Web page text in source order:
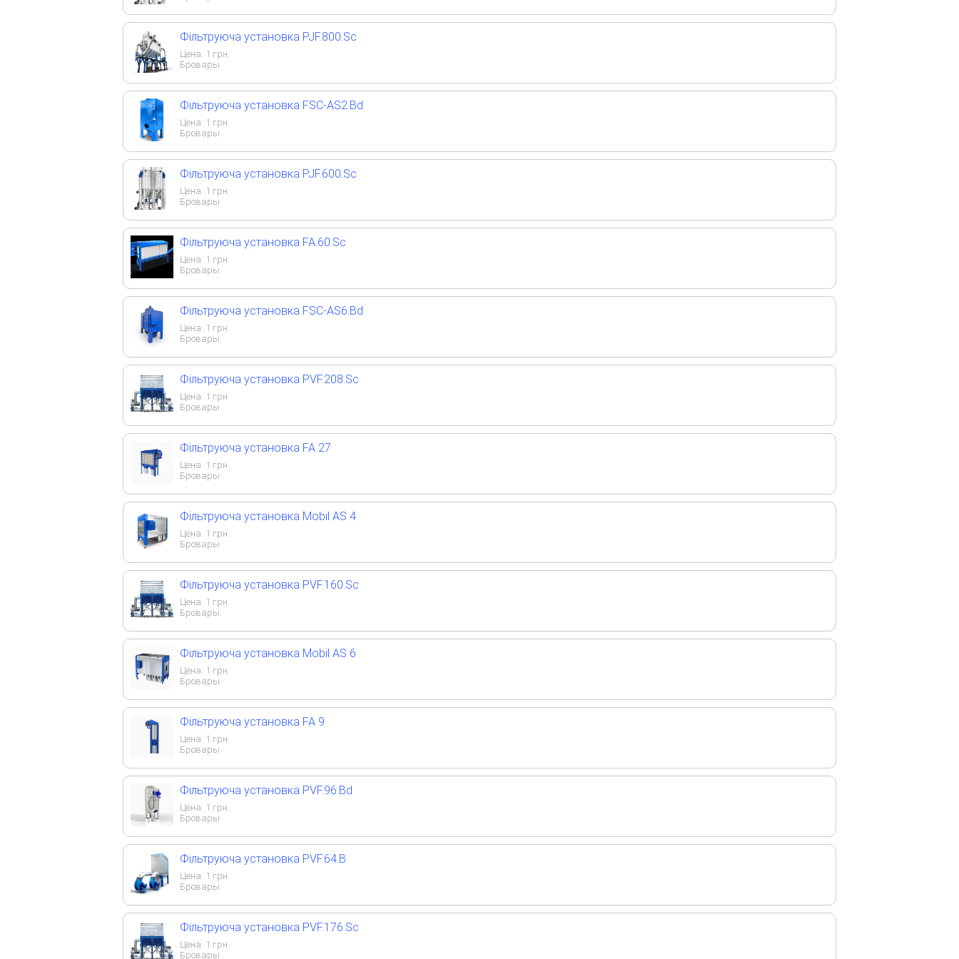
Фільтруюча установка PJF.800.Sc
Цена: 1 грн.
Бровары
Фільтруюча установка FSC-AS2.Bd
Цена: 1 грн.
Бровары
Фільтруюча установка PJF.600.Sc
Цена: 1 грн.
Бровары
Фільтруюча установка FA.60.Sc
Цена: 1 грн.
Бровары
Фільтруюча установка FSC-AS6.Bd
Цена: 1 грн.
Бровары
Фільтруюча установка PVF.208.Sc
Цена: 1 грн.
Бровары
Фільтруюча установка FA 27
Цена: 1 грн.
Бровары
Фільтруюча установка Mobil AS 4
Цена: 1 грн.
Бровары
Фільтруюча установка PVF.160.Sc
Цена: 1 грн.
Бровары
Фільтруюча установка Mobil AS 6
Цена: 1 грн.
Бровары
Фільтруюча установка FA 9
Цена: 1 грн.
Бровары
Фільтруюча установка PVF.96.Bd
Цена: 1 грн.
Бровары
Фільтруюча установка PVF.64.B
Цена: 1 грн.
Бровары
Фільтруюча установка PVF.176.Sc
Цена: 1 грн.
Бровары